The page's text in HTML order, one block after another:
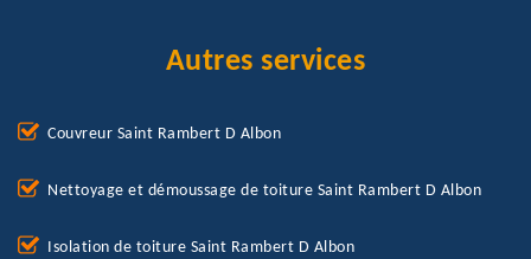
Autres services
Couvreur Saint Rambert D Albon
Nettoyage et démoussage de toiture Saint Rambert D Albon
Isolation de toiture Saint Rambert D Albon